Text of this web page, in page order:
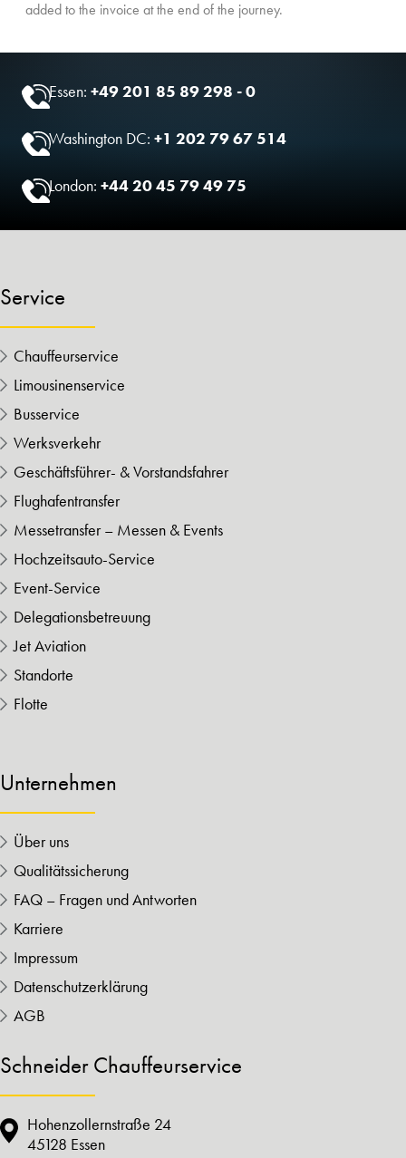
added to the invoice at the end of the journey.
Essen:+49 201 85 89 298 - 0
Washington DC:+1 202 79 67 514
London:+44 20 45 79 49 75
Service
Chauffeurservice
Limousinenservice
Busservice
Werksverkehr
Geschäftsführer- & Vorstandsfahrer
Flughafentransfer
Messetransfer – Messen & Events
Hochzeitsauto-Service
Event-Service
Delegationsbetreuung
Jet Aviation
Standorte
Flotte
Unternehmen
Über uns
Qualitätssicherung
FAQ – Fragen und Antworten
Karriere
Impressum
Datenschutzerklärung
AGB
Schneider Chauffeurservice
Hohenzollernstraße 24
45128 Essen